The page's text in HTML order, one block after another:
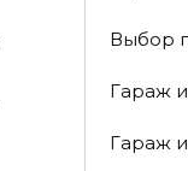
Выбор
Гараж
Гараж